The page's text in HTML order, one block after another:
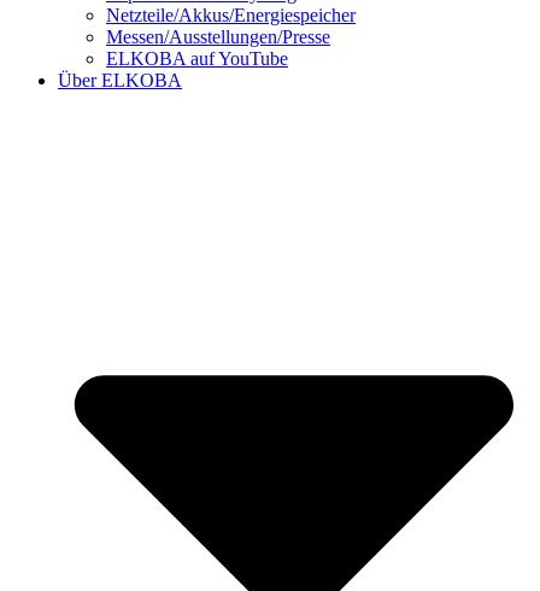
Netzteile/Akkus/Energiespeicher
Messen/Ausstellungen/Presse
ELKOBA auf YouTube
Über ELKOBA